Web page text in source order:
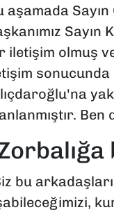
aşamada
iletişim olmuş
sonucunda
bu